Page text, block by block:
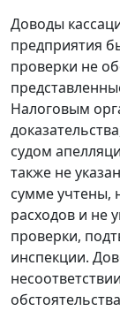
Доводы
предприятия
проверки не
Налоговым
судом
также не
сумме учтены,
расходов и не
проверки,
инспекции.